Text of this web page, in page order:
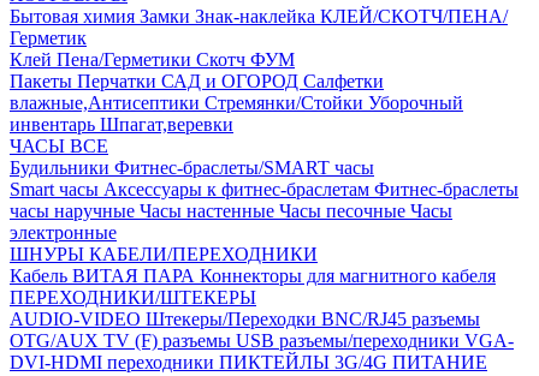
Бытовая химия Замки Знак-наклейка КЛЕЙ/СКОТЧ/ПЕНА/
Герметик
Клей Пена/Герметики Скотч ФУМ
Пакеты Перчатки САД и ОГОРОД Салфетки
влажные,Антисептики Стремянки/Стойки Уборочный
инвентарь Шпагат,веревки
ЧАСЫ ВСЕ
Будильники Фитнес-браслеты/SMART часы
Smart часы Аксессуары к фитнес-браслетам Фитнес-браслеты
часы наручные Часы настенные Часы песочные Часы
электронные
ШНУРЫ КАБЕЛИ/ПЕРЕХОДНИКИ
Кабель ВИТАЯ ПАРА Коннекторы для магнитного кабеля
ПЕРЕХОДНИКИ/ШТЕКЕРЫ
AUDIO-VIDEO Штекеры/Переходки BNC/RJ45 разъемы
OTG/AUX TV (F) разъемы USB разъемы/переходники VGA-
DVI-HDMI переходники ПИКТЕЙЛЫ 3G/4G ПИТАНИЕ